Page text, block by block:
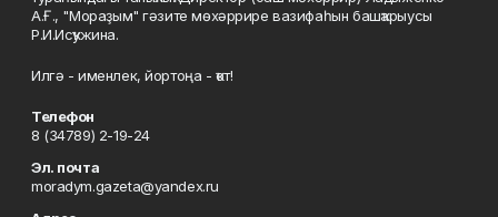
А.Ғ., "Мораҙым" гәзите мөхәррире вазифаһын башҡарыусы
Р.И.Исҡужина.
Илгә - именлек, йортоңа - ҡот!
Телефон
8 (34789) 2-19-24
Эл. почта
moradym.gazeta@yandex.ru